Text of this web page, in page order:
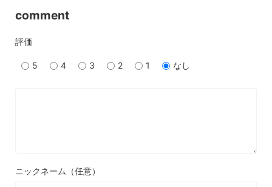
comment
評価
5 4 3 2 1 なし
ニックネーム（任意）